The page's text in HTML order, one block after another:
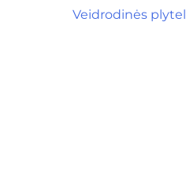
Veidrodinės